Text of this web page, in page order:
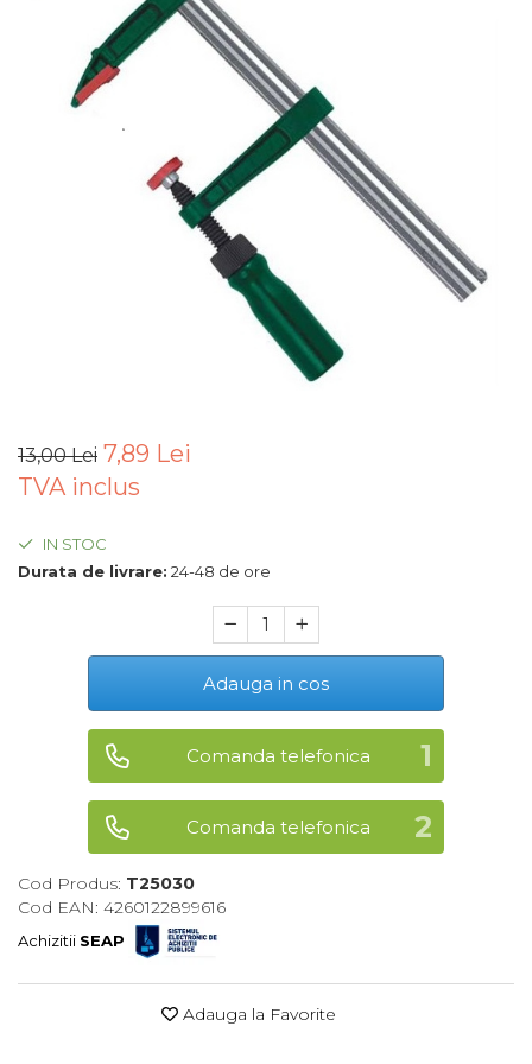
Articole Pentru Gradina
Accesorii Bucatarie
Accesorii Telefoane
Chinga & Suport Mobila
Organizatoare
Microscoape
Rafturi
Baterii AAA
Corpuri de Iluminat
13,00 Lei 7,89 Lei
TVA inclus
IN STOC
Durata de livrare: 24-48 de ore
Adauga in cos
Comanda telefonica
Comanda telefonica
Cod Produs: T25030
Cod EAN: 4260122899616
Achizitii SEAP
Adauga la Favorite